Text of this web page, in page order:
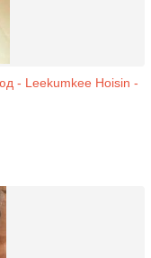
- Leekumkee Hoisin -